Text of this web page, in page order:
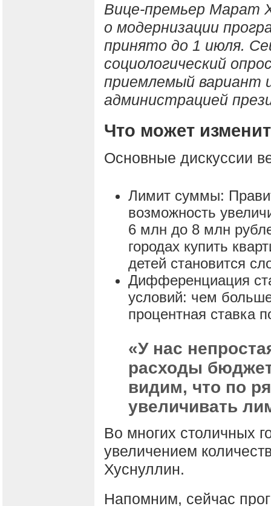
Вице-премьер Марат
о модернизации
принято до 1 июля.
социологический
приемлемый вариант
администрацией
Что может
Основные дискуссии
Лимит суммы:
возможность
6 млн до 8 млн
городах купить
детей становится
Дифференциация
условий: чем
процентная ставка
«У нас
расходы
видим, что по
увеличивать
Во многих столичных
увеличением
Хуснуллин.
Напомним, сейчас